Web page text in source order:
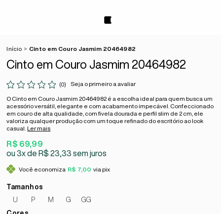
Início Cinto em Couro Jasmim 20464982
Cinto em Couro Jasmim 20464982
(0) Seja o primeiro a avaliar
O Cinto em Couro Jasmim 20464982 é a escolha ideal para quem busca um
acessório versátil, elegante e com acabamento impecável. Confeccionado
em couro de alta qualidade, com fivela dourada e perfil slim de 2 cm, ele
valoriza qualquer produção com um toque refinado do escritório ao look
casual. Ler mais
R$ 69,99
3x
R$ 23,33sem juros
Você economiza R$ 7,00 via pix
U P M G GG